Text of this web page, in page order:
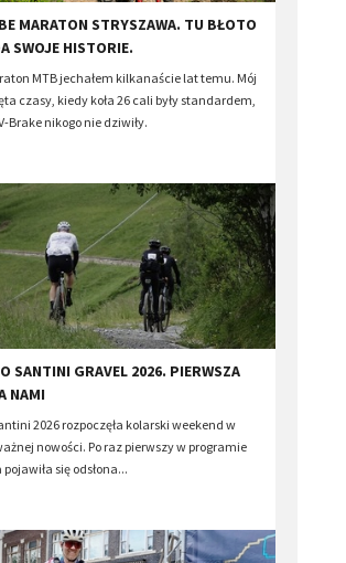
MARATON STRYSZAWA. TU BŁOTO
SWOJE HISTORIE.
MTB jechałem kilkanaście lat temu. Mój
czasy, kiedy koła 26 cali były standardem,
Brake nikogo nie dziwiły.
SANTINI GRAVEL 2026. PIERWSZA
NAMI
2026 rozpoczęła kolarski weekend w
nowości. Po raz pierwszy w programie
się odsłona...